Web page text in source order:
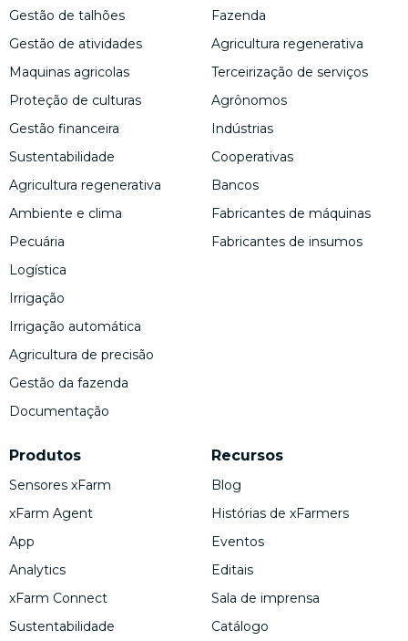
Gestão de talhões
Gestão de atividades
Maquinas agricolas
Proteção de culturas
Gestão financeira
Sustentabilidade
Agricultura regenerativa
Ambiente e clima
Pecuária
Logística
Irrigação
Irrigação automática
Agricultura de precisão
Gestão da fazenda
Documentação
Produtos
Sensores xFarm
xFarm Agent
App
Analytics
xFarm Connect
Sustentabilidade
Fazenda
Agricultura regenerativa
Terceirização de serviços
Agrônomos
Indústrias
Cooperativas
Bancos
Fabricantes de máquinas
Fabricantes de insumos
Recursos
Blog
Histórias de xFarmers
Eventos
Editais
Sala de imprensa
Catálogo